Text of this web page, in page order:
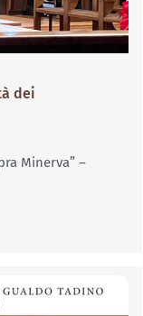
dei
Minerva” –